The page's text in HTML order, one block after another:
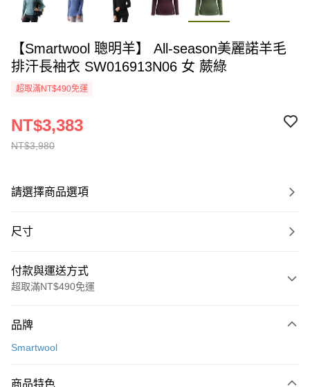
【Smartwool 聰明羊】 All-season美麗諾羊毛
排汗長袖衣 SW016913N06 女 蕨綠
超取滿NT$490免運
NT$3,980
NT$3,383
請選擇商品選項
尺寸
付款與運送方式
超取滿NT$490免運
信用卡一次付款
3 期 0 利率 每期
品牌
Smartwool
商品特色